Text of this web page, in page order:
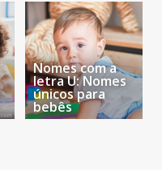
Nomes com a
letra U: Nomes
únicos para
bebês